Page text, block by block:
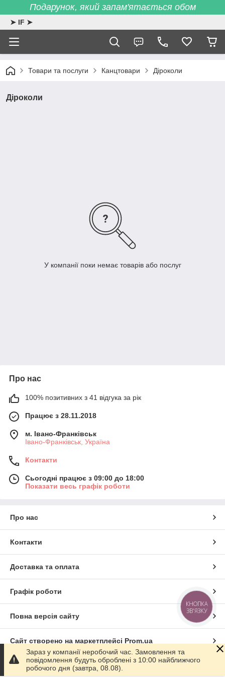
Подарунок, який запам'ятається обом
➤ IF ➤
Товари та послуги Канцтовари Діроколи
Діроколи
У компанії поки немає товарів або послуг
Про нас
100% позитивних з 41 відгука за рік
Працює з 28.11.2018
м. Івано-Франківськ
Івано-Франківськ, Україна
Контакти
Сьогодні працює з 09:00 до 18:00
Показати весь графік роботи
Про нас
Контакти
Доставка та оплата
Графік роботи
Повна версія сайту
Сайт створено на маркетплейсі Prom.ua
Політика конфіденційності
Зараз у компанії неробочий час. Замовлення та
повідомлення будуть оброблені з 10:00 найближчого
робочого дня (завтра, 08.08).
КНОПКА
ЗВ'ЯЗКУ